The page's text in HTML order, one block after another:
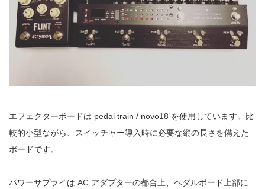
エフェクターボードは pedal train / novo18 を使用しています。比
較的小型ながら、スイッチャー導入時に必要な縦の長さを備えた
ボードです。
パワーサプライは AC アダプターの都合上、ペダルボード上部に